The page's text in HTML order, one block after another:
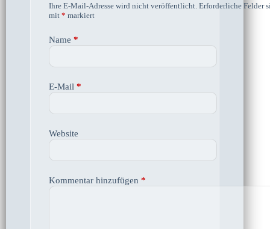
Ihre E-Mail-Adresse wird nicht veröffentlicht. Erforderliche Felder
mit * markiert
Name *
E-Mail *
Website
Kommentar hinzufügen *